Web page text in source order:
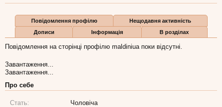
Повідомлення профілю
Нещодавня активність
Дописи
Інформація В розділах
Повідомлення на сторінці профілю maldiniua поки відсутні.
Завантаження...
Завантаження...
Про себе
Стать:
Чоловіча